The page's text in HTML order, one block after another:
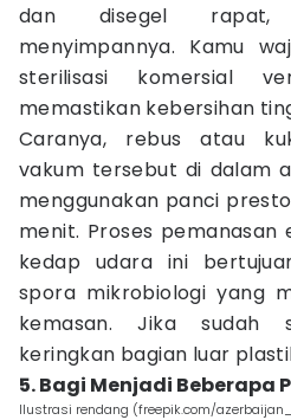
dan disegel rapat,
menyimpannya. Kamu
sterilisasi komersial
memastikan kebersihan
Caranya, rebus atau
vakum tersebut di dalam
menggunakan panci
menit. Proses
kedap udara ini
spora mikrobiologi yang
kemasan. Jika sudah
keringkan bagian luar
5. Bagi Menjadi Beberapa
Ilustrasi rendang (freepik.com/